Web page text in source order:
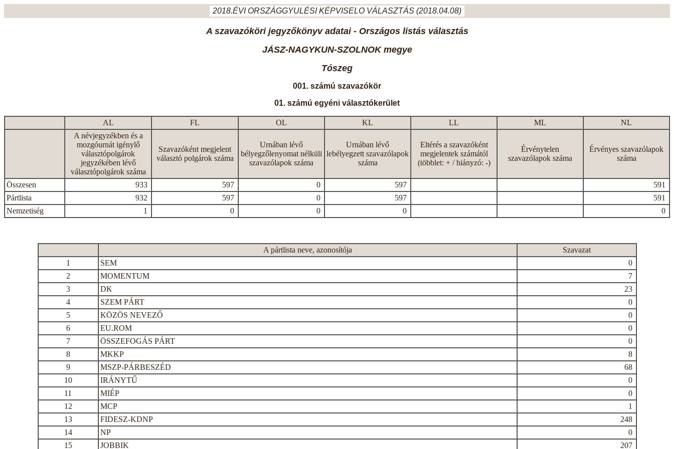
2018.ÉVI ORSZÁGGYULÉSI KÉPVISELO VÁLASZTÁS (2018.04.08)
A szavazóköri jegyzőkönyv adatai - Országos listás választás
JÁSZ-NAGYKUN-SZOLNOK megye
Tószeg
001. számú szavazókör
01. számú egyéni választókerület
AL FL OL KL LL ML
NL
A névjegyzékben és a
mozgóurnát igénylő
választópolgárok
jegyzékében lévő
választópolgárok száma
Szavazóként megjelent
választó polgárok száma
Urnában lévő
bélyegzőlenyomat nélküli
szavazólapok száma
Urnában lévő
lebélyegzett szavazólapok
száma
Eltérés a szavazóként
megjelentek számától
(többlet: + / hiányzó: -)
Érvénytelen
szavazólapok száma
Érvényes szavazólapok
száma
Összesen 933 597 0 597
591
Pártlista
932 597 0 597
591
Nemzetiség
1 0 0 0 0
A pártlista neve, azonosítója
Szavazat
1
SEM
0
2
MOMENTUM
7
3
DK
23
4
SZEM PÁRT
0
5
KÖZÖS NEVEZŐ
0
6
EU.ROM
0
7
ÖSSZEFOGÁS PÁRT
0
8
MKKP
8
9
MSZP-PÁRBESZÉD
68
10
IRÁNYTŰ
0
11
MIÉP
0
12
MCP
1
13
FIDESZ-KDNP
248
14
NP
0
15
JOBBIK 207